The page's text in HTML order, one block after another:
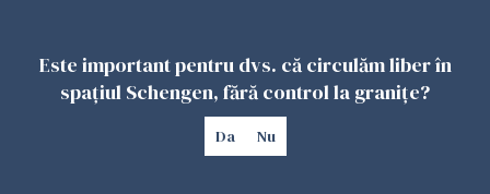
Viața tot mai scumpă din Spania schimbă
planurile românilor. Mulți se gândesc să
Este important pentru dvs. că circulăm liber în
spațiul Schengen, fără control la granițe?
Da Nu